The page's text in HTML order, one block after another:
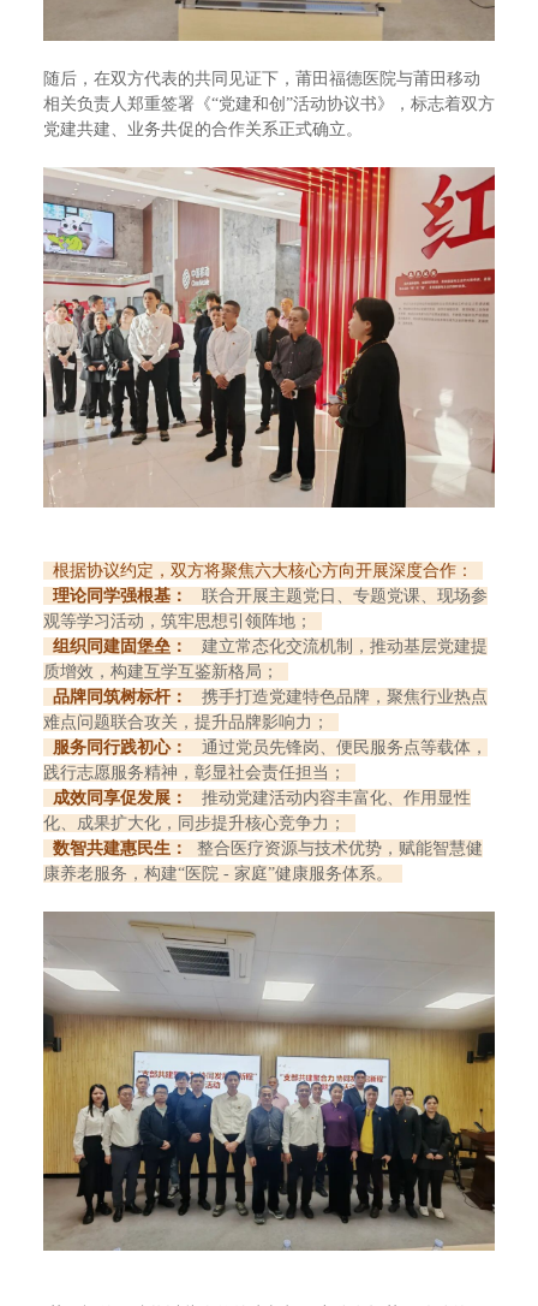
随后，在双方代表的共同见证下，莆田福德医院与莆田移动
相关负责人郑重签署《“党建和创”活动协议书》，标志着双方
党建共建、业务共促的合作关系正式确立。
根据协议约定，双方将聚焦六大核心方向开展深度合作：
理论同学强根基：
联合开展主题党日、专题党课、现场参
观等学习活动，筑牢思想引领阵地；
组织同建固堡垒：
建立常态化交流机制，推动基层党建提
质增效，构建互学互鉴新格局；
品牌同筑树标杆：
携手打造党建特色品牌，聚焦行业热点
难点问题联合攻关，提升品牌影响力；
服务同行践初心： 通过党员先锋岗、便民服务点等载体，
践行志愿服务精神，彰显社会责任担当；
成效同享促发展： 推动党建活动内容丰富化、作用显性
化、成果扩大化，同步提升核心竞争力；
数智共建惠民生：
整合医疗资源与技术优势，赋能智慧健
康养老服务，构建“医院 - 家庭”健康服务体系。